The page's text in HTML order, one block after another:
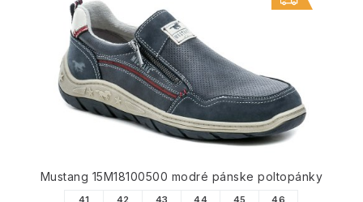
Mustang 15M18100500 modré pánske poltopánky
41 42 43 44 45 46